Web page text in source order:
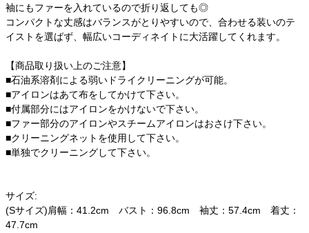
袖にもファーを入れているので折り返しても◎
コンパクトな丈感はバランスがとりやすいので、合わせる装いのテ
イストを選ばず、幅広いコーディネイトに大活躍してくれます。
【商品取り扱い上のご注意】
■石油系溶剤による弱いドライクリーニングが可能。
■アイロンはあて布をしてかけて下さい。
■付属部分にはアイロンをかけないで下さい。
■ファー部分のアイロンやスチームアイロンはおさけ下さい。
■クリーニングネットを使用して下さい。
■単独でクリーニングして下さい。
サイズ:
(Sサイズ)肩幅：41.2cm バスト：96.8cm 袖丈：57.4cm 着丈：
47.7cm